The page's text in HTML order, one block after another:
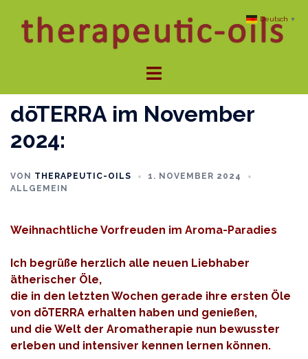
Inhalt
springen
Menü
dōTERRA im November
2024:
VON THERAPEUTIC-OILS
1. NOVEMBER 2024
ALLGEMEIN
Weihnachtliche Vorfreuden im Aroma-Paradies
Ich begrüße herzlich alle neuen Liebhaber
ätherischer Öle,
die in den letzten Wochen gerade ihre ersten Öle
von dōTERRA erhalten haben und genießen,
und die Welt der Aromatherapie nun bewusster
erleben und intensiver kennen lernen können.
Deutsch ▼